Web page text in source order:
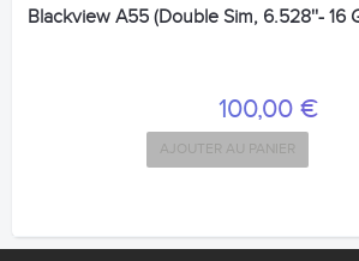
Blackview A55 (Double Sim, 6.528''- 16
100,00 €
AJOUTER AU PANIER